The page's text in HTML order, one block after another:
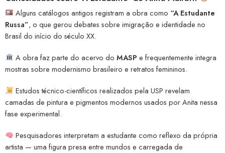
Alguns catálogos antigos registram a obra como “A Estudante
Russa”, o que gerou debates sobre imigração e identidade no
Brasil do início do século XX.
A obra faz parte do acervo do MASP e frequentemente integra
mostras sobre modernismo brasileiro e retratos femininos.
Estudos técnico-científicos realizados pela USP revelam
camadas de pintura e pigmentos modernos usados por Anita nessa
fase experimental.
Pesquisadores interpretam a estudante como reflexo da própria
artista — uma figura presa entre mundos e carregada de